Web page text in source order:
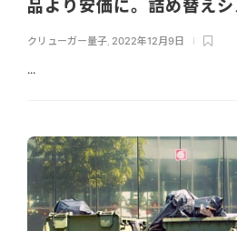
品より安価に。詰め替え
クリューガー量子 2022年12月9日
...